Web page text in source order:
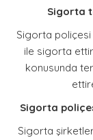
Sigorta
Sigorta poliçesi
ile sigorta
konusunda
Sigorta
Sigorta